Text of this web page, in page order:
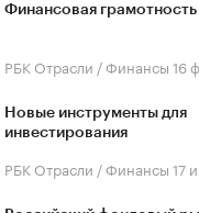
Финансовая грамотность
РБК Отрасли / Финансы 16
Новые инструменты для
инвестирования
РБК Отрасли / Финансы 17